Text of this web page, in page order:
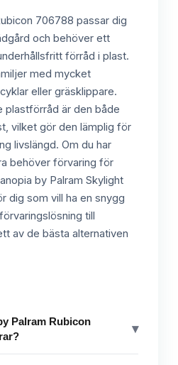
706788 passar dig
och behöver ett
förråd i plast.
med mycket
eller gräsklippare.
är den både
vilket gör den lämplig för
livslängd. Om du har
behöver förvaring för
by Palram Skylight
dig som vill ha en snygg
till
av de bästa alternativen
Palram Rubicon
▾